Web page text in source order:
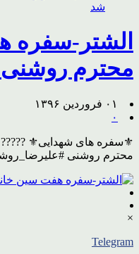
شد
الشتر-سفره
محترم
۰۱ فروردین ۱۳۹۶
۰
⚜سفره های شهدایی⚜
محترم روشنی
×
Telegram